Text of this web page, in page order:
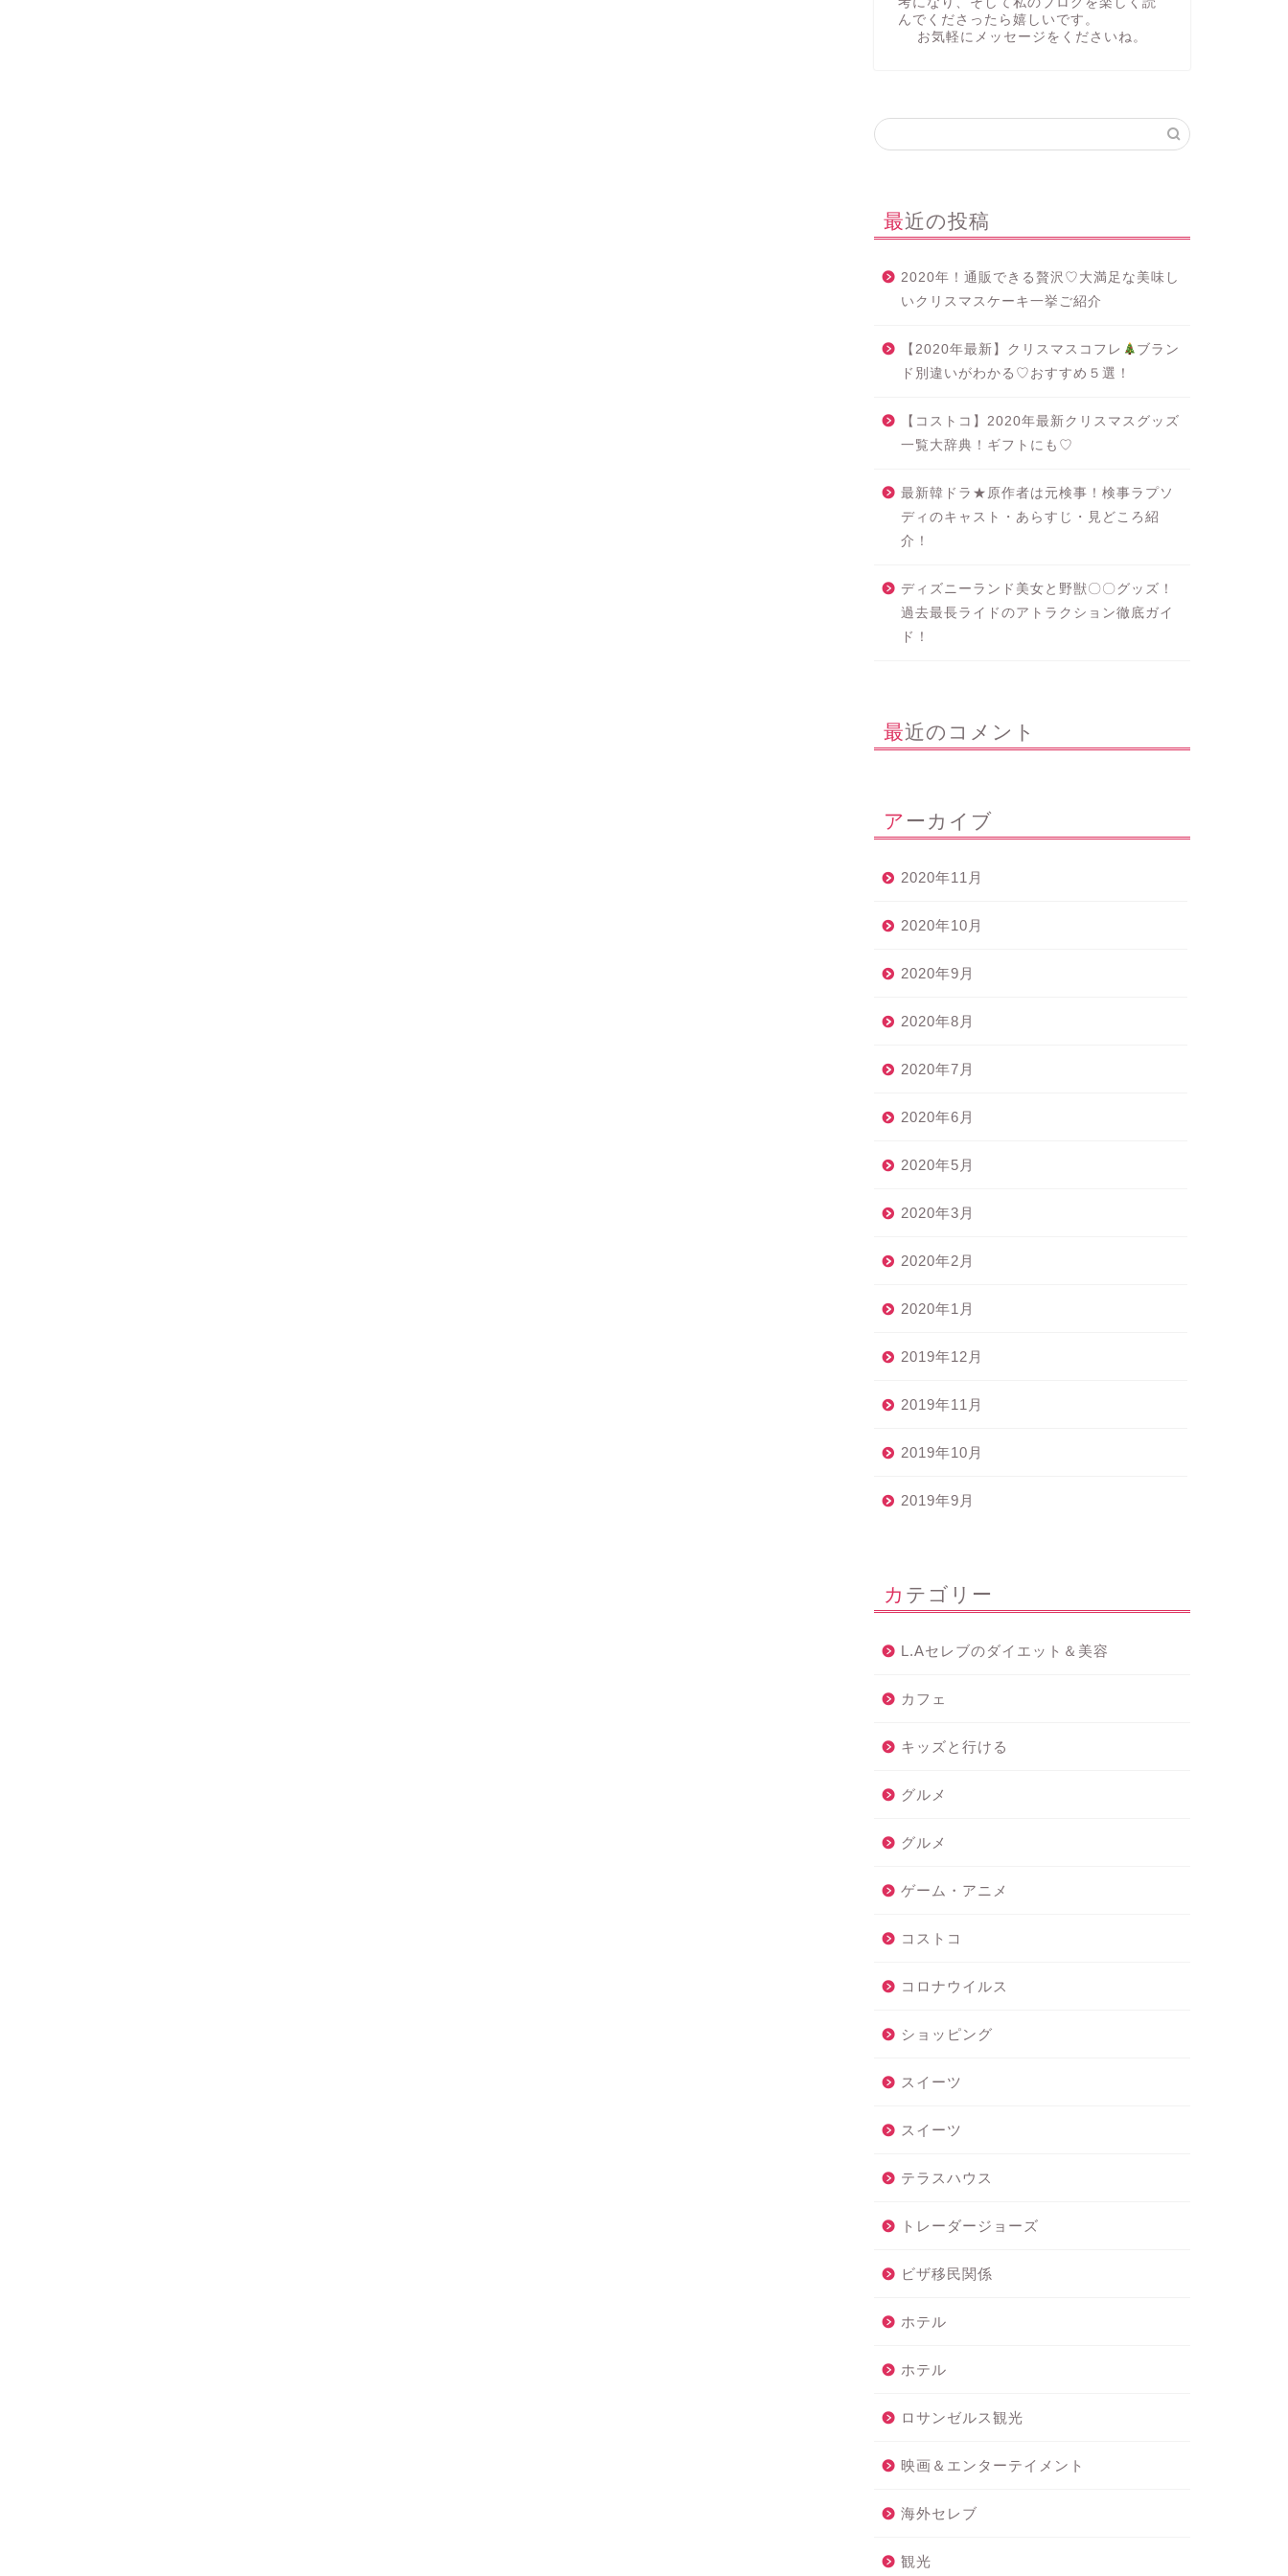
んでくださったら嬉しいです。
お気軽にメッセージをくださいね。
最近の投稿
2020年！通販できる贅沢♡大満足な美味し
いクリスマスケーキ一挙ご紹介
【2020年最新】クリスマスコフレ
ブラン
ド別違いがわかる♡おすすめ５選！
【コストコ】2020年最新クリスマスグッズ
一覧大辞典！ギフトにも♡
最新韓ドラ★原作者は元検事！検事ラプソ
ディのキャスト・あらすじ・見どころ紹
介！
ディズニーランド美女と野獣〇〇グッズ！
過去最長ライドのアトラクション徹底ガイ
ド！
最近のコメント
アーカイブ
2020年11月
2020年10月
2020年9月
2020年8月
2020年7月
2020年6月
2020年5月
2020年3月
2020年2月
2020年1月
2019年12月
2019年11月
2019年10月
2019年9月
カテゴリー
L.Aセレブのダイエット＆美容
カフェ
キッズと行ける
グルメ
グルメ
ゲーム・アニメ
コストコ
コロナウイルス
ショッピング
スイーツ
スイーツ
テラスハウス
トレーダージョーズ
ビザ移民関係
ホテル
ホテル
ロサンゼルス観光
映画＆エンターテイメント
海外セレブ
観光